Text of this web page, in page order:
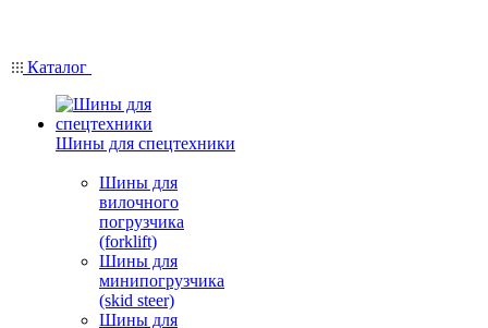
Каталог
Шины для спецтехники
Шины для
вилочного
погрузчика
(forklift)
Шины для
минипогрузчика
(skid steer)
Шины для